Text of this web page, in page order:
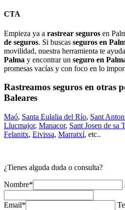
CTA
Empieza ya a rastrear seguros en
de seguros. Si buscas seguros en
movilidad, nuestra herramienta te
Palma y encontrar un seguro en
promesas vacías y con foco en lo
Rastreamos seguros en otras
Baleares
Maó, Santa Eulalia del Río, Sant
Llucmajor, Manacor, Sant Josep de sa
Felanitx, Eivissa, Marratxí, etc..
¿Tienes alguda duda o consulta?
Nombre*
Email*